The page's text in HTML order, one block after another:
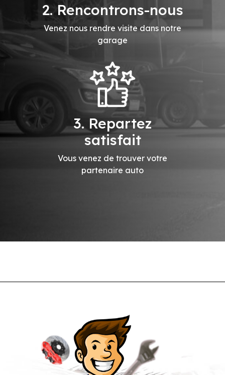
2. Rencontrons-nous
Venez nous rendre visite dans notre
garage
3. Repartez
satisfait
Vous venez de trouver votre
partenaire auto